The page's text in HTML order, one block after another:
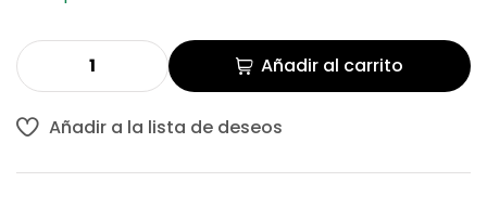
Añadir al carrito
Añadir a la lista de deseos